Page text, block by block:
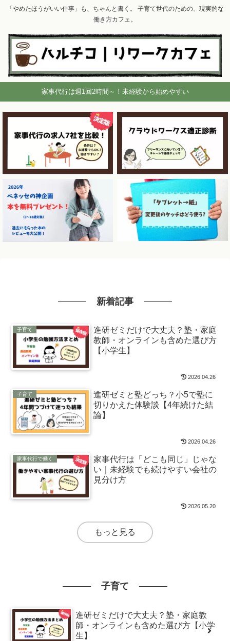
「やめたほうがいい仕事」も、ちゃんと書く。 子育て世代のための、現実的な
働き方カフェ。
家事代行は週1回2時間～！未経験から始めやすい
新着記事
子育て
進研ゼミだけで大丈夫？塾・家庭
教師・オンラインも含めた選び方
【小学生】
2026.04.26
子育て
進研ゼミと塾どっち？小5で塾に
切りかえた体験談【4年続けた結
論】
2026.04.26
家事代行で働く
家事代行は「どこも同じ」じゃな
い｜未経験でも続けやすい会社の
見分け方
2026.05.20
もっと見る
子育て
進研ゼミだけで大丈夫？塾・家庭教
師・オンラインも含めた選び方【小学
生】